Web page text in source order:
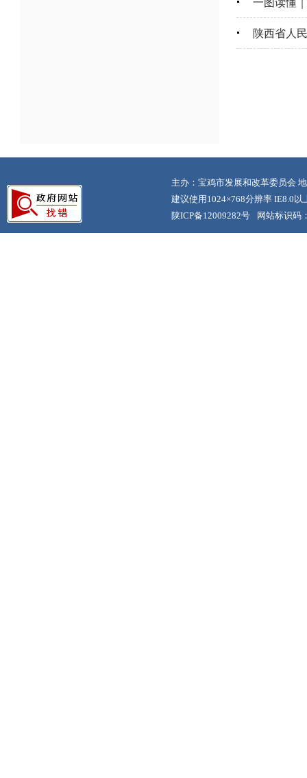
一图读懂
陕西省人
主办：宝鸡市发展和改革委员会
建议使用1024×768分辨率 IE8.0以
陕ICP备12009282号
网站标识码